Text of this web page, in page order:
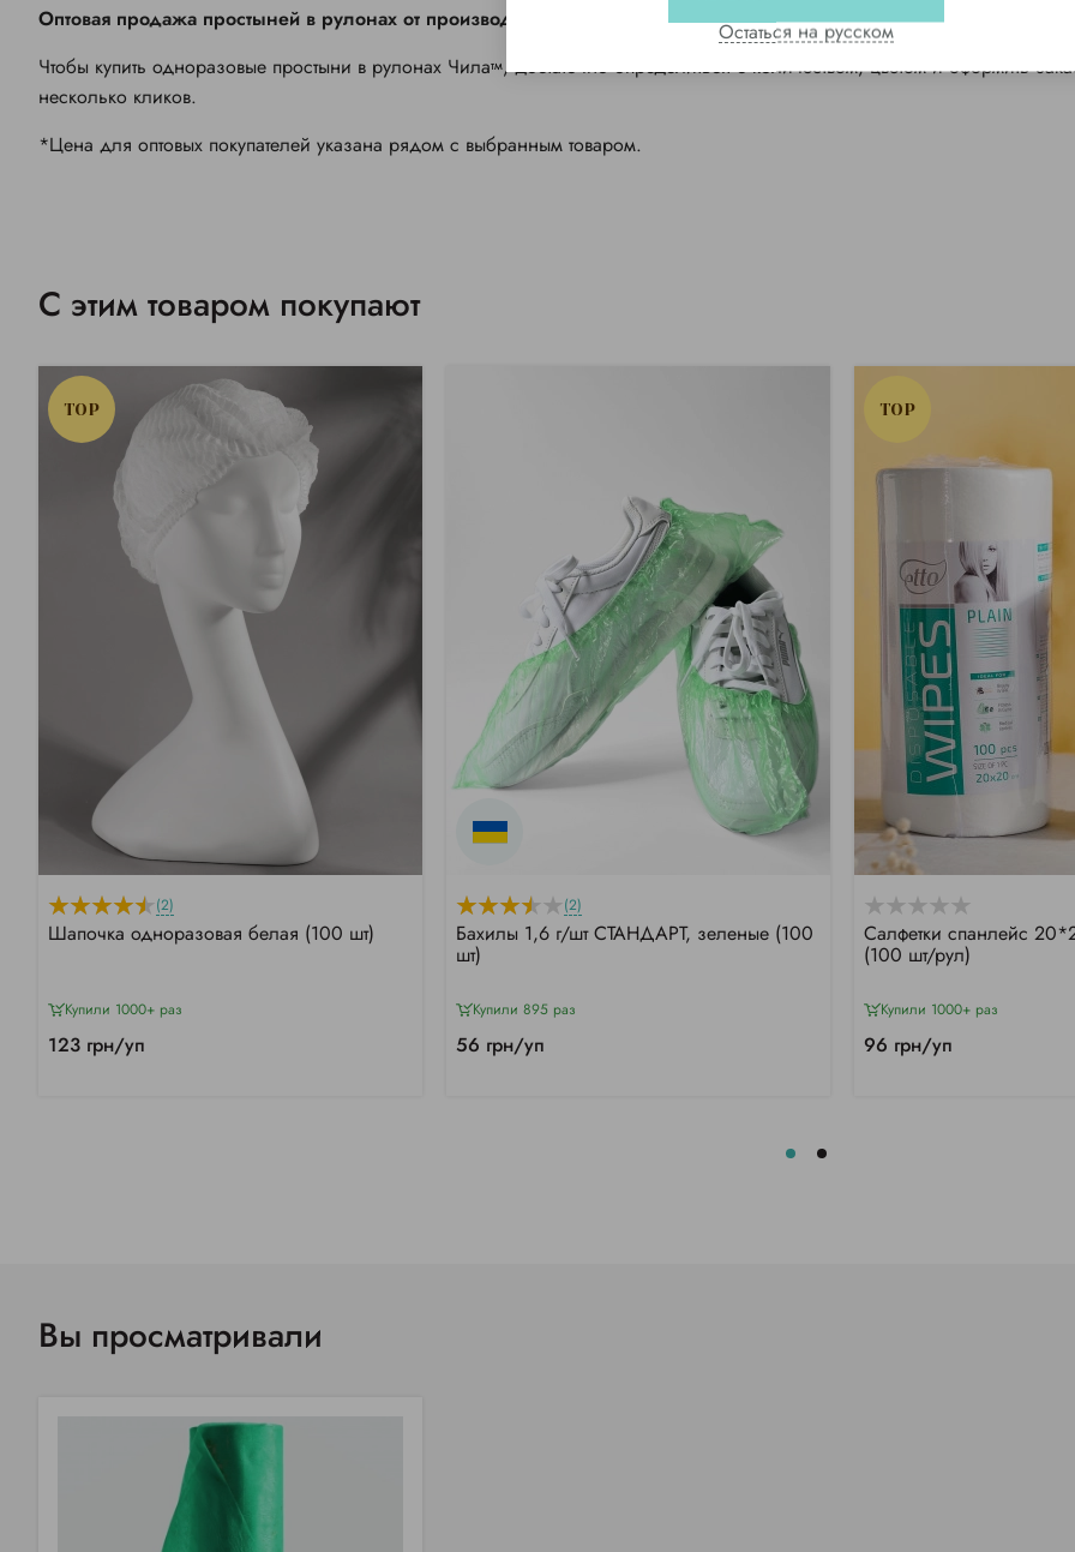
Оптовая продажа простыней в рулонах от производителя
Чтобы купить одноразовые простыни в рулонах Чилатм, достаточно определиться с количеством, цветом и оформить
несколько кликов.
*Цена для оптовых покупателей указана рядом с выбранным товаром.
С этим товаром покупают
TOP
(2)
Шапочка одноразовая белая (100 шт)
Купили 1000+ раз
123 грн/уп
(2)
Бахилы 1,6 г/шт СТАНДАРТ, зеленые (100
шт)
Купили 895 раз
56 грн/уп
TOP
Салфетки спанлейс
(100 шт/рул)
Купили 1000+ раз
96 грн/уп
Вы просматривали
Остаться на русском